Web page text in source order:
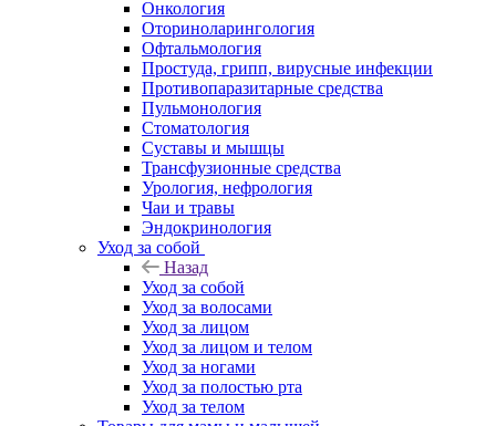
Онкология
Оториноларингология
Офтальмология
Простуда, грипп, вирусные инфекции
Противопаразитарные средства
Пульмонология
Стоматология
Суставы и мышцы
Трансфузионные средства
Урология, нефрология
Чаи и травы
Эндокринология
Уход за собой
Назад
Уход за собой
Уход за волосами
Уход за лицом
Уход за лицом и телом
Уход за ногами
Уход за полостью рта
Уход за телом